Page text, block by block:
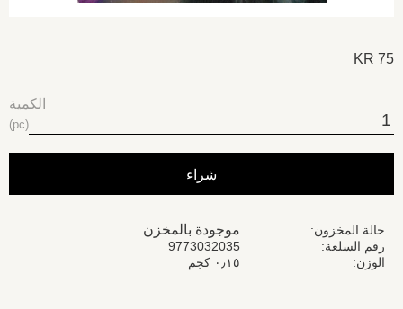
75
الكمية
pc
شراء
حالة المخزون موجودة بالمخزن
رقم السلعة
9773032035
الوزن
٠٫١٥ كجم